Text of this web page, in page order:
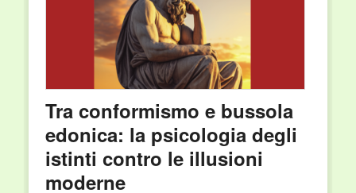
Tra conformismo e bussola
edonica: la psicologia degli
istinti contro le illusioni
moderne